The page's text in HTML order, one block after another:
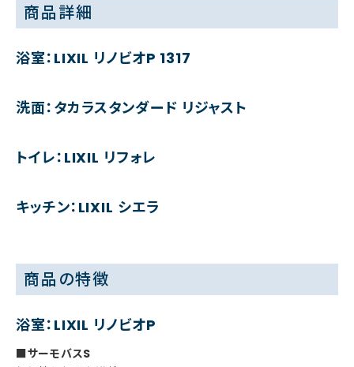
商品詳細
浴室：LIXIL リノビオP 1317
洗面：タカラスタンダード リジャスト
トイレ：LIXIL リフォレ
キッチン：LIXIL シエラ
商品の特徴
浴室：LIXIL リノビオP
■サーモバスS